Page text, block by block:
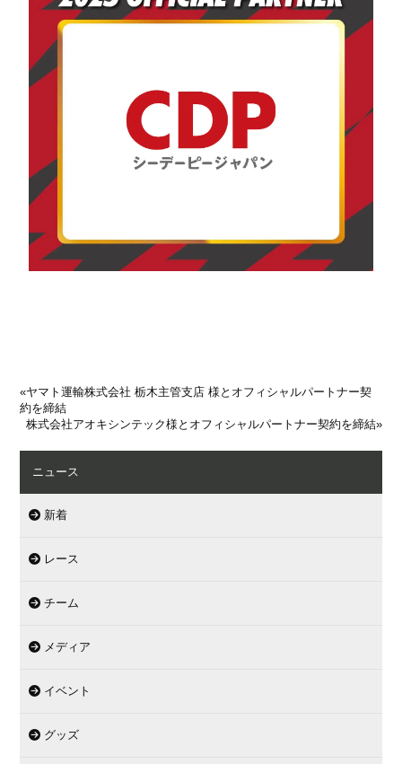
«ヤマト運輸株式会社 栃木主管支店 様とオフィシャルパートナー契
約を締結
株式会社アオキシンテック様とオフィシャルパートナー契約を締結»
ニュース
新着
レース
チーム
メディア
イベント
グッズ